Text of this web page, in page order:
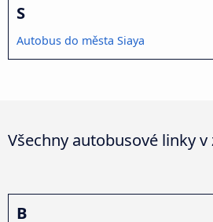
S
Autobus do města Siaya
Všechny autobusové linky v
B